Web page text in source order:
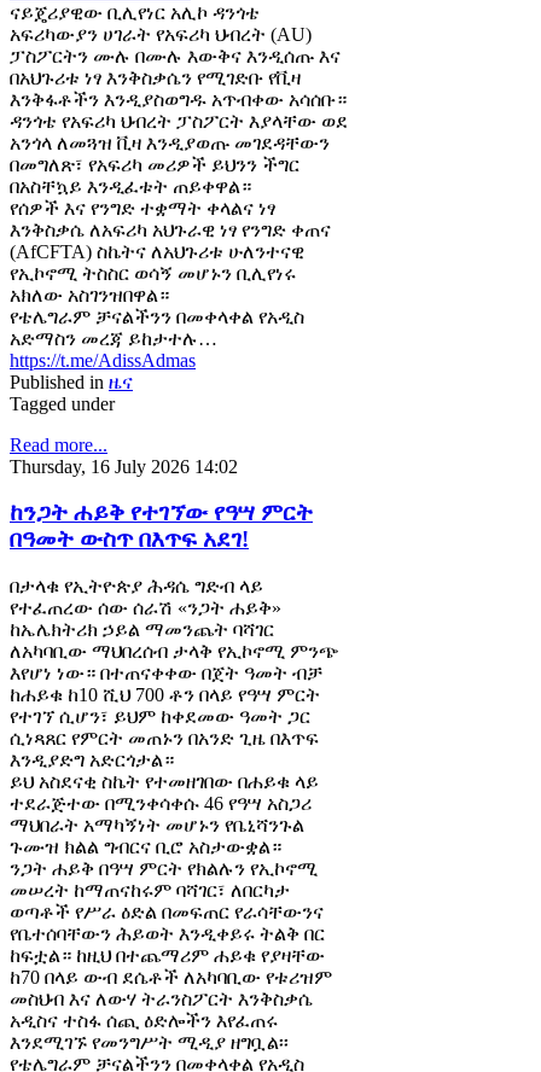
ናይጄሪያዊው ቢሊየነር አሊኮ ዳንጎቴ
አፍሪካውያን ሀገራት የአፍሪካ ህብረት (AU)
ፓስፖርትን ሙሉ በሙሉ እውቅና እንዲሰጡ እና
በአህጉሪቱ ነፃ እንቅስቃሴን የሚገድቡ የቪዛ
እንቅፋቶችን እንዲያስወግዱ አጥብቀው አሳሰቡ።
ዳንጎቴ የአፍሪካ ህብረት ፓስፖርት እያላቸው ወደ
አንጎላ ለመጓዝ ቪዛ እንዲያወጡ መገደዳቸውን
በመግለጽ፣ የአፍሪካ መሪዎች ይህንን ችግር
በአስቸኳይ እንዲፈቱት ጠይቀዋል።
የሰዎች እና የንግድ ተቋማት ቀላልና ነፃ
እንቅስቃሴ ለአፍሪካ አህጉራዊ ነፃ የንግድ ቀጠና
(AfCFTA) ስኬትና ለአህጉሪቱ ሁለንተናዊ
የኢኮኖሚ ትስስር ወሳኝ መሆኑን ቢሊየነሩ
አክለው አስገንዝበዋል።
የቴሌግራም ቻናልችንን በመቀላቀል የአዲስ
አድማስን መረጃ ይከታተሉ…
https://t.me/AdissAdmas
Published in ዜና
Tagged under
Read more...
Thursday, 16 July 2026 14:02
ከንጋት ሐይቅ የተገኘው የዓሣ ምርት
በዓመት ውስጥ በእጥፍ አደገ!
በታላቁ የኢትዮጵያ ሕዳሴ ግድብ ላይ
የተፈጠረው ሰው ሰራሽ «ንጋት ሐይቅ»
ከኤሌክትሪክ ኃይል ማመንጨት ባሻገር
ለአካባቢው ማህበረሰብ ታላቅ የኢኮኖሚ ምንጭ
እየሆነ ነው። በተጠናቀቀው በጀት ዓመት ብቻ
ከሐይቁ ከ10 ሺህ 700 ቶን በላይ የዓሣ ምርት
የተገኘ ሲሆን፣ ይህም ከቀደመው ዓመት ጋር
ሲነጻጸር የምርት መጠኑን በአንድ ጊዜ በእጥፍ
እንዲያድግ አድርጎታል።
ይህ አስደናቂ ስኬት የተመዘገበው በሐይቁ ላይ
ተደራጅተው በሚንቀሳቀሱ 46 የዓሣ አስጋሪ
ማህበራት አማካኝነት መሆኑን የቤኒሻንጉል
ጉሙዝ ክልል ግብርና ቢሮ አስታውቋል።
ንጋት ሐይቅ በዓሣ ምርት የክልሉን የኢኮኖሚ
መሠረት ከማጠናከሩም ባሻገር፣ ለበርካታ
ወጣቶች የሥራ ዕድል በመፍጠር የራሳቸውንና
የቤተሰባቸውን ሕይወት እንዲቀይሩ ትልቅ በር
ከፍቷል። ከዚህ በተጨማሪም ሐይቁ የያዛቸው
ከ70 በላይ ውብ ደሴቶች ለአካባቢው የቱሪዝም
መስህብ እና ለውሃ ትራንስፖርት እንቅስቃሴ
አዲስና ተስፋ ሰጪ ዕድሎችን እየፈጠሩ
እንደሚገኙ የመንግሥት ሚዲያ ዘግቧል፡፡
የቴሌግራም ቻናልችንን በመቀላቀል የአዲስ